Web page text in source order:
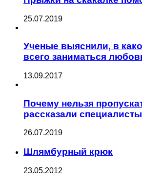
25.07.2019
Ученые выяснили, в
всего заниматься
13.09.2017
Почему нельзя
рассказали специалисты
26.07.2019
Шлямбурный крюк
23.05.2012